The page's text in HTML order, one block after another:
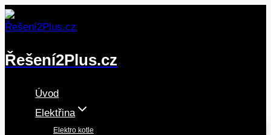
Přeskočit
na
Řešení2Plus.cz
Úvod
Elektřina
Elektro kotle